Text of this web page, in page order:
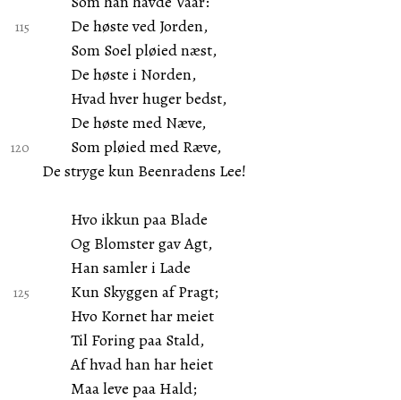
De høste ved Jorden,
Som Soel pløied næst,
De høste i Norden,
Hvad hver huger bedst,
De høste med Næve,
Som pløied med Ræve,
De stryge kun Beenradens Lee!
Hvo ikkun paa Blade
Og Blomster gav Agt,
Han samler i Lade
Kun Skyggen af Pragt;
Hvo Kornet har meiet
Til Foring paa Stald,
Af hvad han har heiet
Maa leve paa Hald;